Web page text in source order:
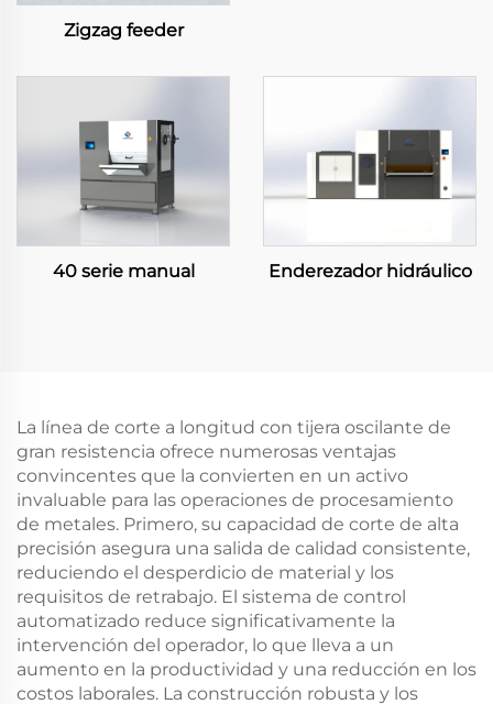
Zigzag feeder
40 serie manual Enderezador hidráulico
La línea de corte a longitud con tijera oscilante de
gran resistencia ofrece numerosas ventajas
convincentes que la convierten en un activo
invaluable para las operaciones de procesamiento
de metales. Primero, su capacidad de corte de alta
precisión asegura una salida de calidad consistente,
reduciendo el desperdicio de material y los
requisitos de retrabajo. El sistema de control
automatizado reduce significativamente la
intervención del operador, lo que lleva a un
aumento en la productividad y una reducción en los
costos laborales. La construcción robusta y los